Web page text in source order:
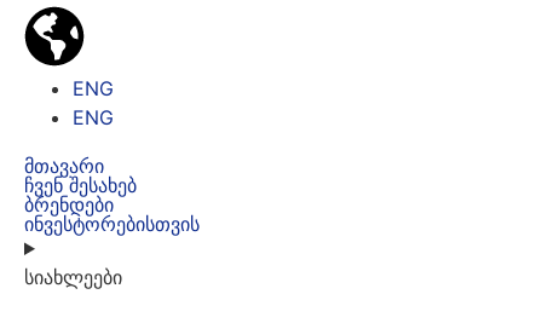
ENG
ENG
მთავარი
ჩვენ შესახებ
ბრენდები
ინვესტორებისთვის
სიახლეები